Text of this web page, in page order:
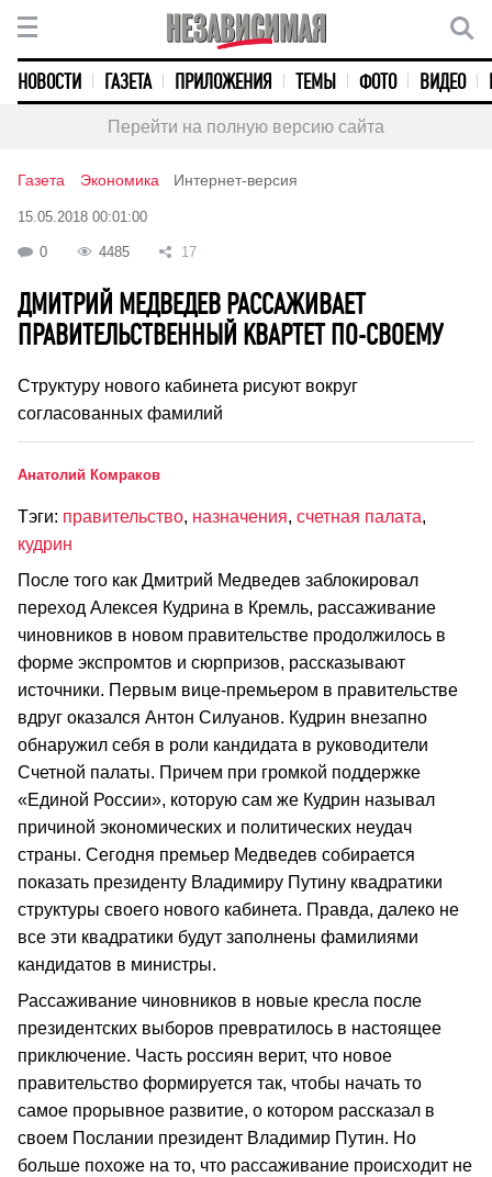
НОВОСТИ ГАЗЕТА ПРИЛОЖЕНИЯ ТЕМЫ ФОТО ВИДЕО
Перейти на полную версию сайта
Газета Экономика Интернет-версия
15.05.2018 00:01:00
0 4485 17
ДМИТРИЙ МЕДВЕДЕВ РАССАЖИВАЕТ
ПРАВИТЕЛЬСТВЕННЫЙ КВАРТЕТ ПО-СВОЕМУ
Структуру нового кабинета рисуют вокруг
согласованных фамилий
Анатолий Комраков
Тэги: правительство, назначения, счетная палата,
кудрин
После того как Дмитрий Медведев заблокировал
переход Алексея Кудрина в Кремль, рассаживание
чиновников в новом правительстве продолжилось в
форме экспромтов и сюрпризов, рассказывают
источники. Первым вице-премьером в правительстве
вдруг оказался Антон Силуанов. Кудрин внезапно
обнаружил себя в роли кандидата в руководители
Счетной палаты. Причем при громкой поддержке
«Единой России», которую сам же Кудрин называл
причиной экономических и политических неудач
страны. Сегодня премьер Медведев собирается
показать президенту Владимиру Путину квадратики
структуры своего нового кабинета. Правда, далеко не
все эти квадратики будут заполнены фамилиями
кандидатов в министры.
Рассаживание чиновников в новые кресла после
президентских выборов превратилось в настоящее
приключение. Часть россиян верит, что новое
правительство формируется так, чтобы начать то
самое прорывное развитие, о котором рассказал в
своем Послании президент Владимир Путин. Но
больше похоже на то, что рассаживание происходит не